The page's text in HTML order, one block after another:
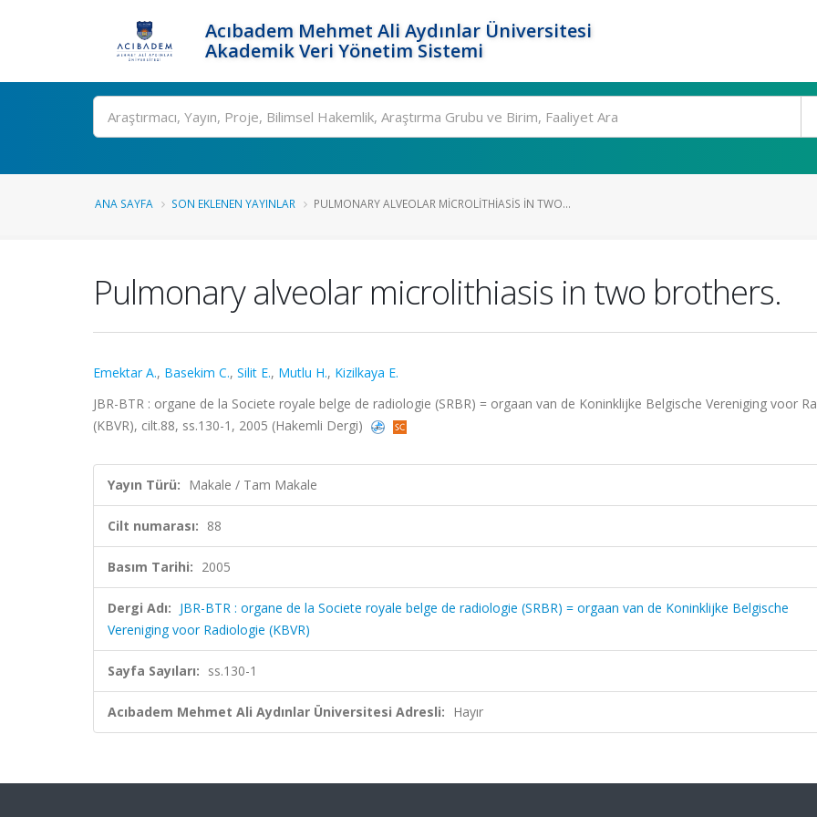
Acıbadem Mehmet Ali Aydınlar Üniversitesi
Akademik Veri Yönetim Sistemi
Ara
ANA SAYFA SON EKLENEN YAYINLAR PULMONARY ALVEOLAR MICROLITHIASIS IN TWO...
Pulmonary alveolar microlithiasis in two brothers.
Emektar A., Basekim C., Silit E., Mutlu H., Kizilkaya E.
JBR-BTR : organe de la Societe royale belge de radiologie (SRBR) = orgaan van de Koninklijke Belgische Vereniging voor
(KBVR), cilt.88, ss.130-1, 2005 (Hakemli Dergi)
Yayın Türü: Makale / Tam Makale
Cilt numarası: 88
Basım Tarihi: 2005
Dergi Adı: JBR-BTR : organe de la Societe royale belge de radiologie (SRBR) = orgaan van de Koninklijke Belgische
Vereniging voor Radiologie (KBVR)
Sayfa Sayıları: ss.130-1
Acıbadem Mehmet Ali Aydınlar Üniversitesi Adresli: Hayır